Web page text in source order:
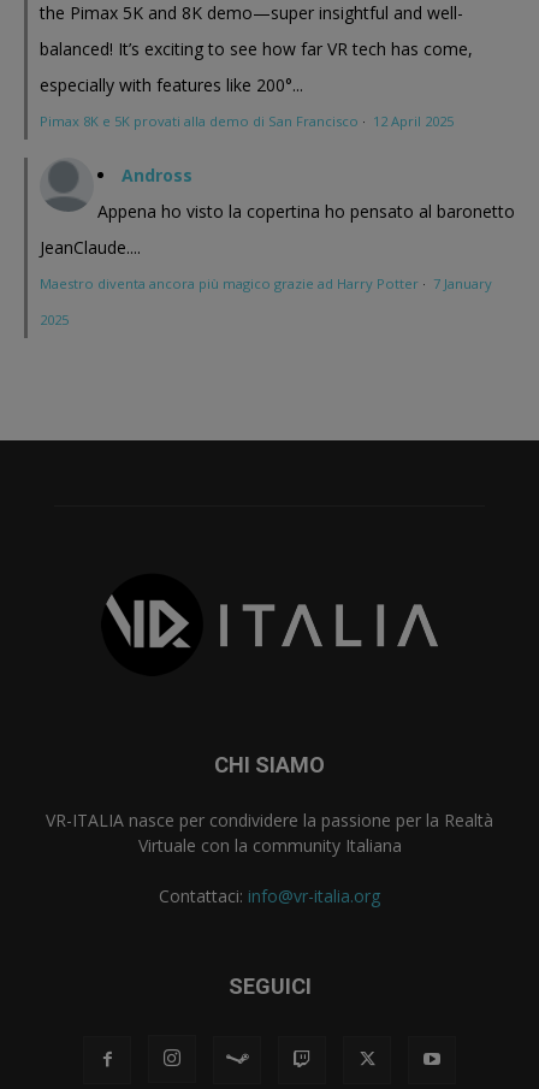
the Pimax 5K and 8K demo—super insightful and well-
balanced! It’s exciting to see how far VR tech has come,
especially with features like 200°...
Pimax 8K e 5K provati alla demo di San Francisco · 12 April 2025
Andross
Appena ho visto la copertina ho pensato al baronetto
JeanClaude....
Maestro diventa ancora più magico grazie ad Harry Potter · 7 January
2025
CHI SIAMO
VR-ITALIA nasce per condividere la passione per la Realtà
Virtuale con la community Italiana
Contattaci: info@vr-italia.org
SEGUICI